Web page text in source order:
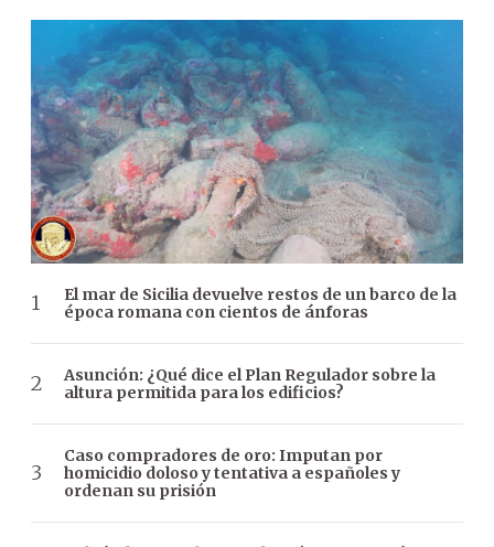
El mar de Sicilia devuelve restos de un barco de la
época romana con cientos de ánforas
Asunción: ¿Qué dice el Plan Regulador sobre la
altura permitida para los edificios?
Caso compradores de oro: Imputan por
homicidio doloso y tentativa a españoles y
ordenan su prisión